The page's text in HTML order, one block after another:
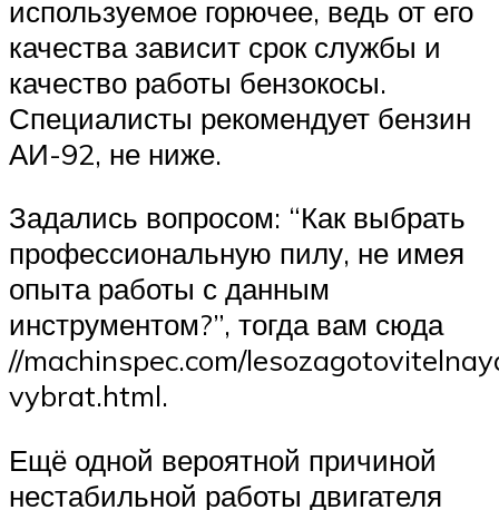
используемое горючее, ведь от его
качества зависит срок службы и
качество работы бензокосы.
Специалисты рекомендует бензин
АИ-92, не ниже.
Задались вопросом: “Как выбрать
профессиональную пилу, не имея
опыта работы с данным
инструментом?”, тогда вам сюда
//machinspec.com/
vybrat.html.
Ещё одной вероятной причиной
нестабильной работы двигателя